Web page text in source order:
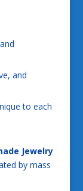
and
to each
Jewelry
by mass